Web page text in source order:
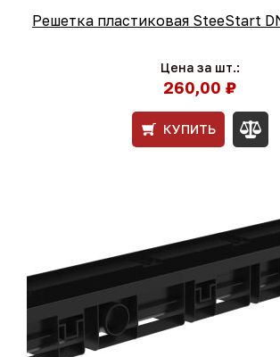
Решетка пластиковая SteeStart
Цена за шт.:
260,00 ₽
КУПИТЬ